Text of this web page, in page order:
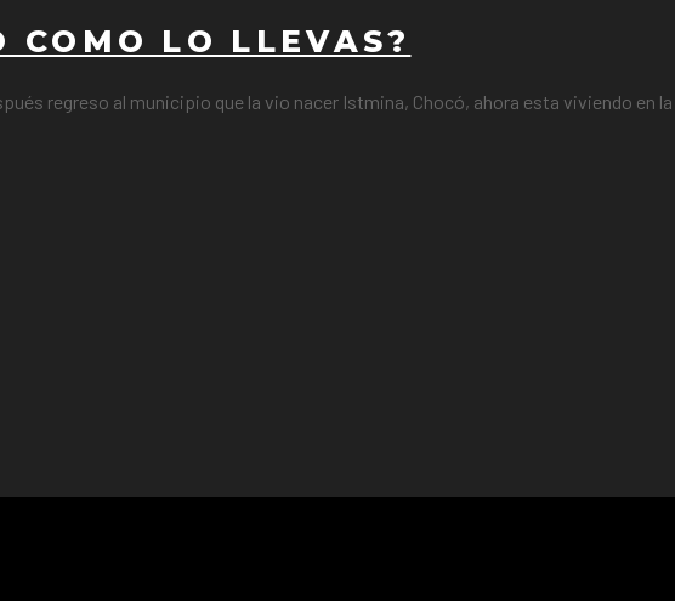
LO LLEVAS?
regreso al municipio que la vio nacer Istmina, Chocó, ahora esta viviendo en la